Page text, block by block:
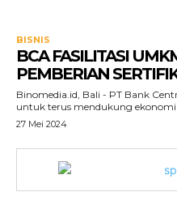
BISNIS
BCA FASILITASI
PEMBERIAN
Binomedia.id, Bali - PT Bank
untuk terus mendukung ekonomi
27 Mei 2024